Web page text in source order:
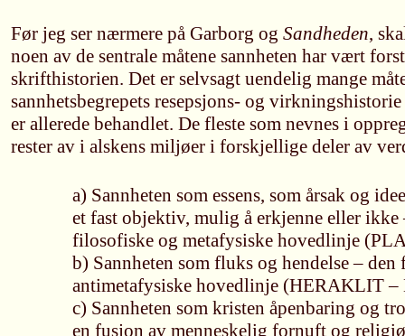
Før jeg ser nærmere på Garborg og Sandheden,
noen av de sentrale måtene sannheten har vært
skrifthistorien. Det er selvsagt uendelig mange
sannhetsbegrepets resepsjons- og
er allerede behandlet. De fleste som nevnes i
rester av i alskens miljøer i forskjellige deler av
a) Sannheten som essens, som årsak og
et fast objektiv, mulig å erkjenne eller ikke
filosofiske og metafysiske hovedlinje
b) Sannheten som fluks og hendelse –
antimetafysiske hovedlinje (HERAKLIT –
c) Sannheten som kristen åpenbaring og
en fusjon av menneskelig fornuft og